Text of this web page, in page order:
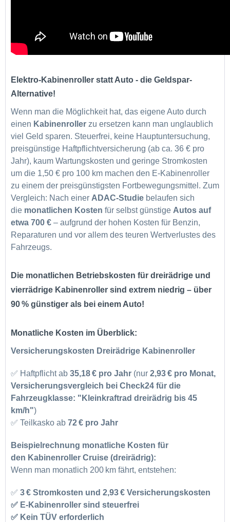
Elektro-Kabinenroller statt Auto - die Geldspar-
Alternative!
Wenn man die Möglichkeit hat, das eigene Auto durch
einen Kabinenroller zu ersetzen kann man unglaublich
viel Geld sparen. Steuerfrei, keine Hauptuntersuchung,
preisgünstige Haftpflichtversicherung (ab ca. 36 € pro
Jahr), kaum Wartungskosten und geringe Stromkosten
um die 1,50 € pro 100 km machen den E-Kabinenroller
zu einem der preisgünstigsten Fortbewegungsmittel. Zum
Vergleich: Nach einer ADAC-Studie belaufen sich
die monatlichen Kosten für selbst günstige Autos auf
etwa 700 € – aufgrund der hohen Kosten für Benzin,
Reparaturen und vor allem des teuren Wertverlustes des
Fahrzeugs.
Die monatlichen Betriebskosten für dreirädrige und
vierrädrige Kabinenroller sind extrem niedrig – über
90 % günstiger als bei einem Auto!
Monatliche Kosten im Überblick:
Versicherungskosten Dreirädrige Kabinenroller
✅ Haftpflicht ab 35,18 € pro Jahr (nur 2,93 € pro Monat,
Versicherungsvergleich bei Check24 für die
Fahrzeugklasse: "Kleinkraftrad dreirädrig bis 45
km/h")
✅ Teilkasko ab 72 € pro Jahr
Beispielrechnung monatliche Kosten für
den Kabinenroller Cruise (dreirädrig):
Wenn man monatlich 200 km fährt, entstehen:
✅ 3 € Stromkosten und 2,93 € Versicherungskosten
✅ E-Kabinenroller sind steuerfrei
✅ Kein TÜV erforderlich